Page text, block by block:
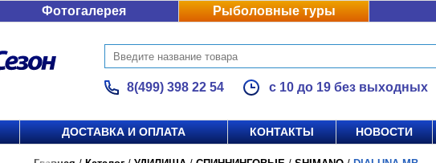
Фотогалерея Рыболовные туры
8(499) 398 22 54 с 10 до 19 без выходных
ДОСТАВКА И ОПЛАТА КОНТАКТЫ НОВОСТИ